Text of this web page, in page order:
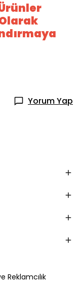
Yorum Yap
Reklamcılık